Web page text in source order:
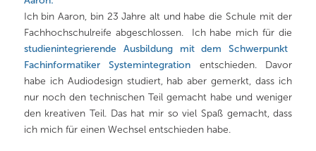
Ich bin Aaron, bin 23 Jahre alt und habe die Schule mit der
Fachhochschulreife abgeschlossen. Ich habe mich für die
studienintegrierende Ausbildung mit dem Schwerpunkt
Fachinformatiker Systemintegration entschieden. Davor
habe ich Audiodesign studiert, hab aber gemerkt, dass ich
nur noch den technischen Teil gemacht habe und weniger
den kreativen Teil. Das hat mir so viel Spaß gemacht, dass
ich mich für einen Wechsel entschieden habe.